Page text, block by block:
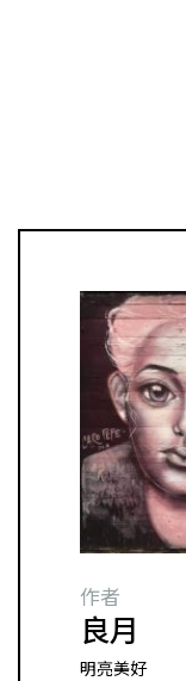
作者
良月
明亮美好